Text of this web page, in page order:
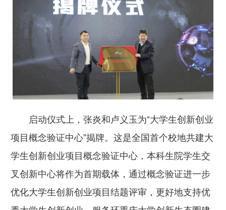
启动仪式上，张炎和卢义玉为“大学生创新创业
项目概念验证中心”揭牌。这是全国首个校地共建大
学生创新创业项目概念验证中心，本科生院学生交
叉创新中心将作为首期载体，通过概念验证进一步
优化大学生创新创业项目结题评审，更好地支持优